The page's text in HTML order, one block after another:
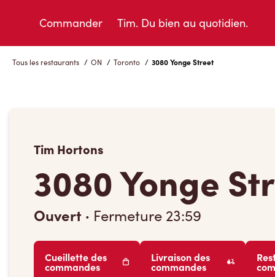
Commander Tim. Du bien au quotidien.
Tous les restaurants / ON / Toronto / 3080 Yonge Street
Tim Hortons
3080 Yonge
Ouvert · Fermeture 23:59
Cueillette des
commandes
Livraison des
commandes